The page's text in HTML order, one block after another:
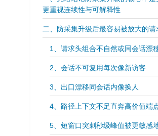
更重视连续性与可解释性
二、防采集升级后最容易被放大的请
1、请求头组合不自然或同会话漂
2、会话不可复用每次像新访客
3、出口漂移同会话内像换人
4、路径上下文不足直奔高价值端
5、短窗口突刺秒级峰值被更敏感